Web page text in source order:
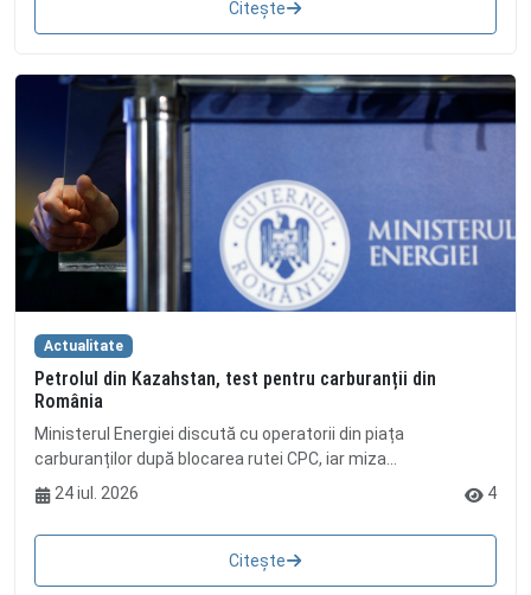
Citește
Actualitate
Petrolul din Kazahstan, test pentru carburanții din
România
Ministerul Energiei discută cu operatorii din piața
carburanților după blocarea rutei CPC, iar miza...
24 iul. 2026
4
Citește